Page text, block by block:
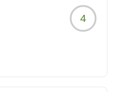
うホテル作りに励んで
は当ホテルでごゆっく
回ご来館を心よりお待
4